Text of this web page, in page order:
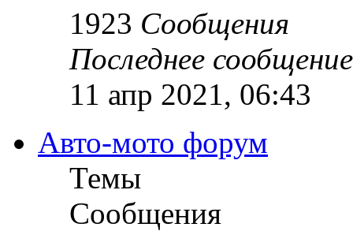
1923 Сообщения
Последнее сообщение
11 апр 2021, 06:43
Авто-мото форум
Темы
Сообщения